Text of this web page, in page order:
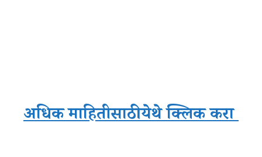
अधिक माहितीसाठी येथे क्लिक करा